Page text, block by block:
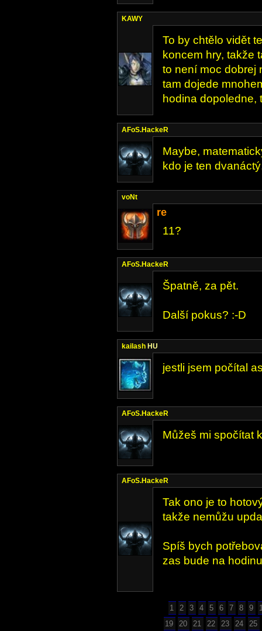
KAWY
To by chtělo vidět
koncem hry, takže
to není moc dobrej
tam dojede
hodina dopoledne,
AFoS.HackeR
Maybe,
kdo je ten
voNt
re
11?
AFoS.HackeR
Špatně, za pět.
Další pokus? :-D
kailash HU
jestli jsem počítal
AFoS.HackeR
Můžeš mi spočítat
AFoS.HackeR
Tak ono je to
takže nemůžu
Spíš bych
zas bude na
1 2 3 4 5 6 7 8 9
19
20 21 22 23 24
25